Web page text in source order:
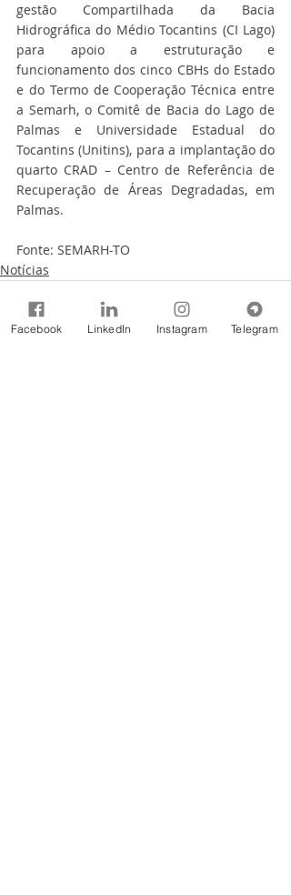
gestão Compartilhada da Bacia
Hidrográfica do Médio Tocantins (CI Lago)
para apoio a estruturação e
funcionamento dos cinco CBHs do Estado
e do Termo de Cooperação Técnica entre
a Semarh, o Comitê de Bacia do Lago de
Palmas e Universidade Estadual do
Tocantins (Unitins), para a implantação do
quarto CRAD – Centro de Referência de
Recuperação de Áreas Degradadas, em
Palmas.
Fonte: SEMARH-TO
Notícias
Facebook LinkedIn Instagram Telegram